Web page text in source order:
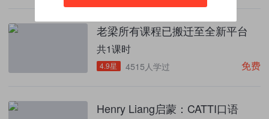
老梁所有课程已搬迁至全新平台
共1课时
4.9星 4515人学过 免费
Henry Liang启蒙：CATTI口语